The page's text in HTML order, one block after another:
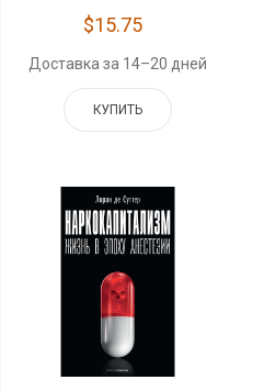
$15.75
Доставка за 14–20 дней
КУПИТЬ